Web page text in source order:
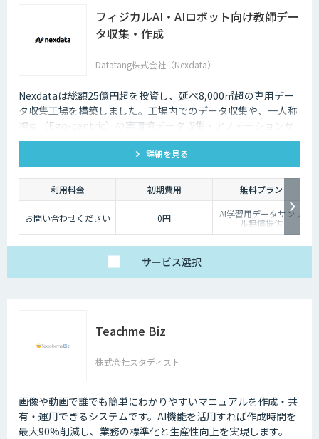
フィジカルAI・AIロボット向け教師デー
タ収集・作成
Datatang株式会社（Nexdata）
Nexdataは総額25億円超を投資し、延べ8,000㎡超の専用デー
タ収集工場を構築しました。工場内でのデータ収集や、一人称
視点（Ego-centric）の実環境データ収集・アノテーションか
ら、環境認識・意思決定・動作制御に対応した既製データセッ
トまで、フィジカルAI開発を加速させる包括的なデータソリュ
ーションを提供いたします。
詳細を見る
利用料金 初期費用 無料プラン
お問い合わせください 0円 AI学習用データサンプ
ル無償提供
サービス選択
Teachme Biz
株式会社スタディスト
画像や動画で誰でも簡単にわかりやすいマニュアルを作成・共
有・運用できるシステムです。AI機能を活用すれば作成時間を
最大90%削減し、業務の標準化と生産性向上を実現します。